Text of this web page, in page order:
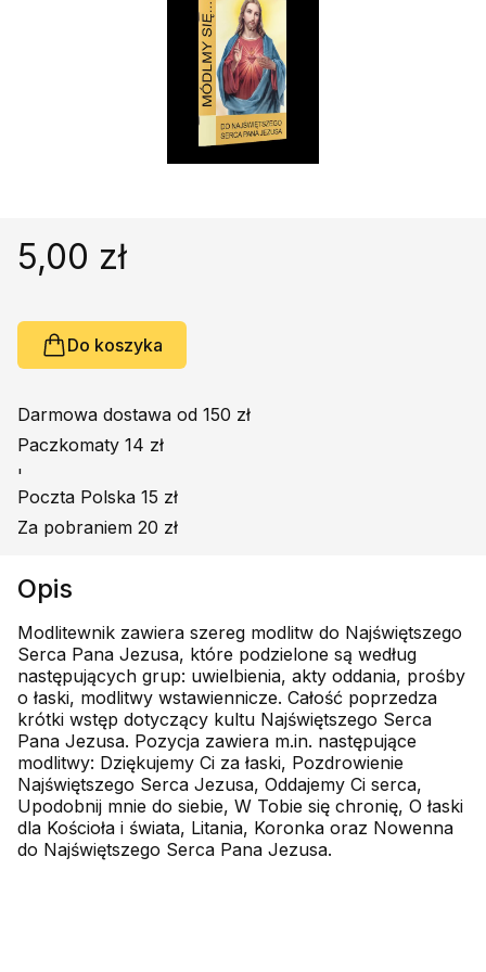
Poradniki, leksykony...
Podręczniki szkolne
Promocja
5,00 zł
Do koszyka
Darmowa dostawa od 150 zł
Paczkomaty 14 zł
'
Poczta Polska 15 zł
Za pobraniem 20 zł
Opis
Modlitewnik zawiera szereg modlitw do Najświętszego
Serca Pana Jezusa, które podzielone są według
następujących grup: uwielbienia, akty oddania, prośby
o łaski, modlitwy wstawiennicze. Całość poprzedza
krótki wstęp dotyczący kultu Najświętszego Serca
Pana Jezusa. Pozycja zawiera m.in. następujące
modlitwy: Dziękujemy Ci za łaski, Pozdrowienie
Najświętszego Serca Jezusa, Oddajemy Ci serca,
Upodobnij mnie do siebie, W Tobie się chronię, O łaski
dla Kościoła i świata, Litania, Koronka oraz Nowenna
do Najświętszego Serca Pana Jezusa.